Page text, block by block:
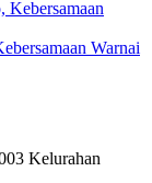
Warnai
Kelurahan